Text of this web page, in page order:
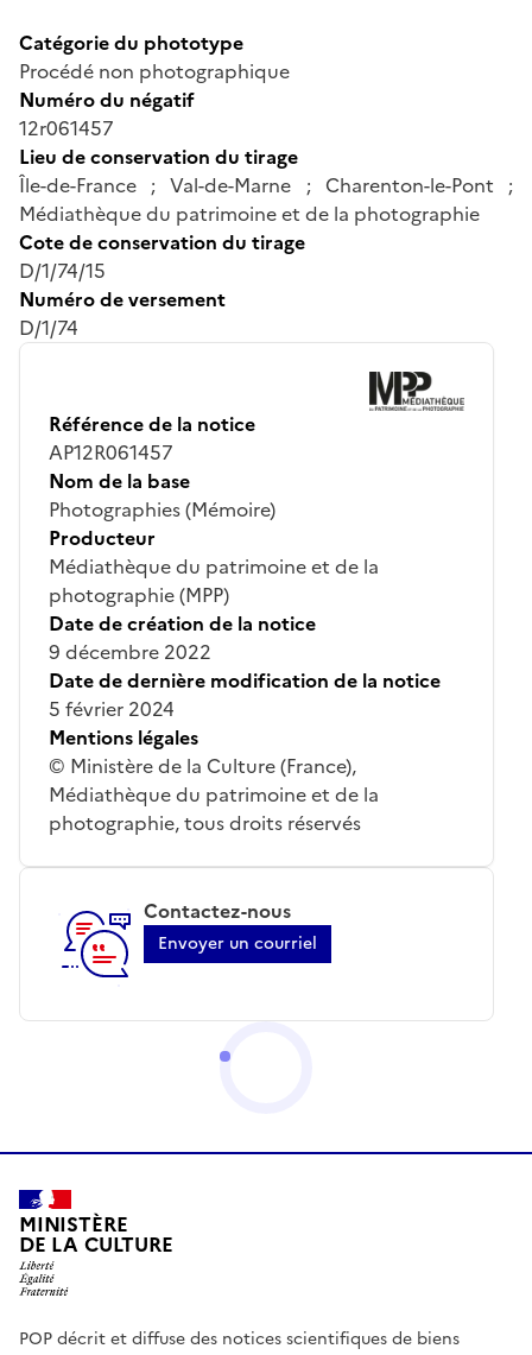
Catégorie du phototype
Procédé non photographique
Numéro du négatif
12r061457
Lieu de conservation du tirage
Île-de-France ; Val-de-Marne ; Charenton-le-Pont ;
Médiathèque du patrimoine et de la photographie
Cote de conservation du tirage
D/1/74/15
Numéro de versement
D/1/74
Référence de la notice
AP12R061457
Nom de la base
Photographies (Mémoire)
Producteur
Médiathèque du patrimoine et de la
photographie (MPP)
Date de création de la notice
9 décembre 2022
Date de dernière modification de la notice
5 février 2024
Mentions légales
© Ministère de la Culture (France),
Médiathèque du patrimoine et de la
photographie, tous droits réservés
Contactez-nous
Envoyer un courriel
MINISTÈRE
DE LA CULTURE
POP décrit et diffuse des notices scientifiques de biens